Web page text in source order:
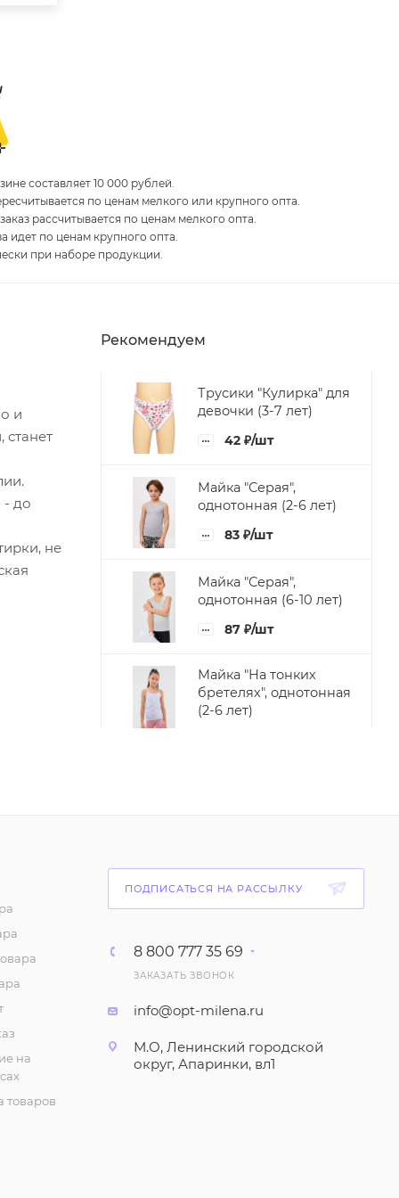
составляет 10 000 рублей.
по ценам мелкого или крупного опта.
рассчитывается по ценам мелкого опта.
идет по ценам крупного опта.
при наборе продукции.
и
- до
не
Рекомендуем
Трусики "Кулирка" для
девочки (3-7 лет)
42 ₽/шт
Майка "Серая",
однотонная (2-6 лет)
83 ₽/шт
Майка "Серая",
однотонная (6-10 лет)
87 ₽/шт
Майка "На тонких
бретелях", однотонная
(2-6 лет)
Майка с принтом для
девочки (6-10 лет)
девочки (1-4 года)
на
товаров
ПОДПИСАТЬСЯ НА РАССЫЛКУ
8 800 777 35 69
ЗАКАЗАТЬ ЗВОНОК
info@opt-milena.ru
М.О, Ленинский городской
округ, Апаринки, вл1